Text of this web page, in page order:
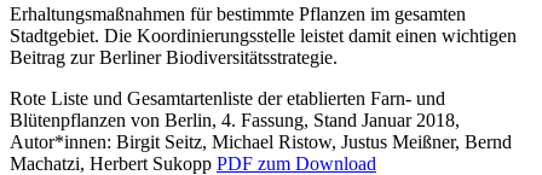
Erhaltungsmaßnahmen für bestimmte Pflanzen im gesamten
Stadtgebiet. Die Koordinierungsstelle leistet damit einen wichtigen
Beitrag zur Berliner Biodiversitätsstrategie.
Rote Liste und Gesamtartenliste der etablierten Farn- und
Blütenpflanzen von Berlin, 4. Fassung, Stand Januar 2018,
Autor*innen: Birgit Seitz, Michael Ristow, Justus Meißner, Bernd
Machatzi, Herbert Sukopp PDF zum Download